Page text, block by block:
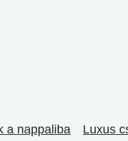
a nappaliba Luxus